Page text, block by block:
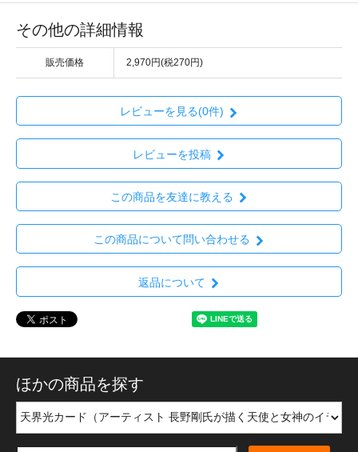
その他の詳細情報
販売価格 2,970円(税270円)
レビューを見る(0件)
レビューを投稿
この商品を友達に教える
この商品について問い合わせる
返品について
ほかの商品を探す